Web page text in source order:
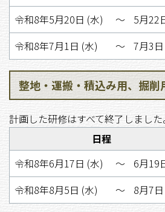
令和8年5月20日 (水)
〜 5月22
令和8年7月1日 (水)
〜 7月3
整地・運搬・積込み用、掘削
計画した研修はすべて終了しました
日程
令和8年6月17日 (水)
〜 6月19
令和8年8月5日 (水)
〜 8月7